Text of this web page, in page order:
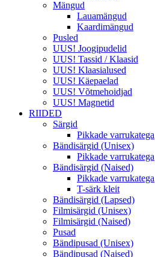
Mängud
Lauamängud
Kaardimängud
Pusled
UUS! Joogipudelid
UUS! Tassid / Klaasid
UUS! Klaasialused
UUS! Käepaelad
UUS! Võtmehoidjad
UUS! Magnetid
RIIDED
Särgid
Pikkade varrukatega
Bändisärgid (Unisex)
Pikkade varrukatega
Bändisärgid (Naised)
Pikkade varrukatega
T-särk kleit
Bändisärgid (Lapsed)
Filmisärgid (Unisex)
Filmisärgid (Naised)
Pusad
Bändipusad (Unisex)
Bändipusad (Naised)